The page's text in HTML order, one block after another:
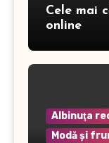
Cele mai
online
Albinuţa
Modă şi